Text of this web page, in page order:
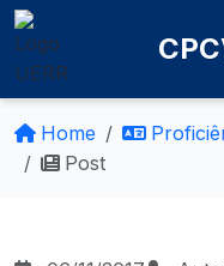
Home
Post